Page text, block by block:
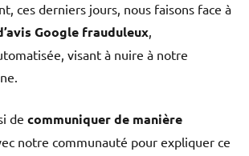
ces derniers jours, nous faisons face à
Google frauduleux,
visant à nuire à notre
de communiquer de manière
notre communauté pour expliquer ce